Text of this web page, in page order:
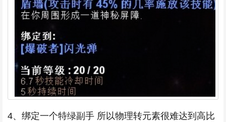
4、绑定一个特绿副手 所以物理转元素很难达到高比